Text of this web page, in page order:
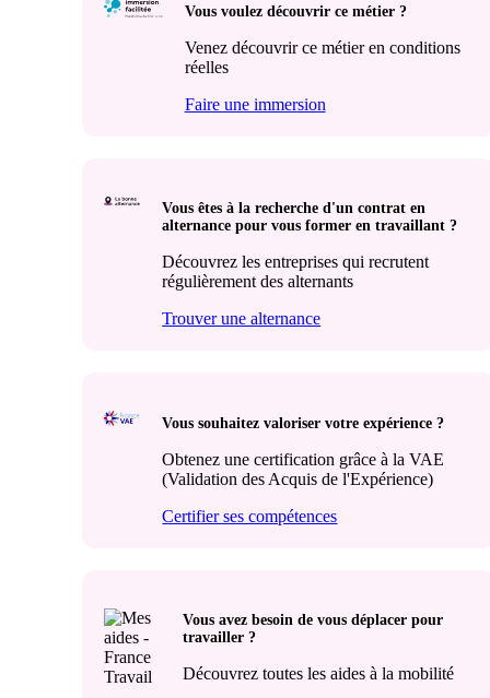
Vous voulez découvrir ce métier ?
Venez découvrir ce métier en conditions
réelles
Faire une immersion
Vous êtes à la recherche d'un contrat en
alternance pour vous former en travaillant ?
Découvrez les entreprises qui recrutent
régulièrement des alternants
Trouver une alternance
Vous souhaitez valoriser votre expérience ?
Obtenez une certification grâce à la VAE
(Validation des Acquis de l'Expérience)
Certifier ses compétences
Vous avez besoin de vous déplacer pour
travailler ?
Découvrez toutes les aides à la mobilité